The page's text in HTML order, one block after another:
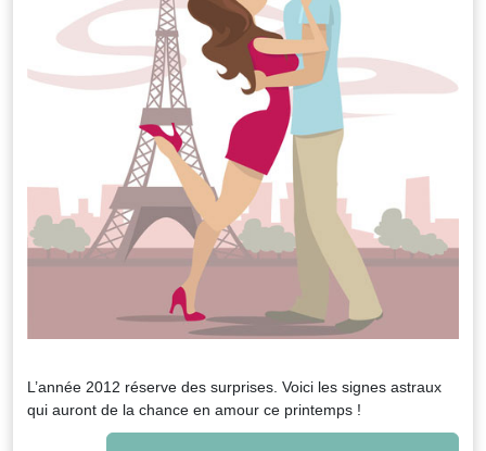
L’année 2012 réserve des surprises. Voici les signes astraux
qui auront de la chance en amour ce printemps !